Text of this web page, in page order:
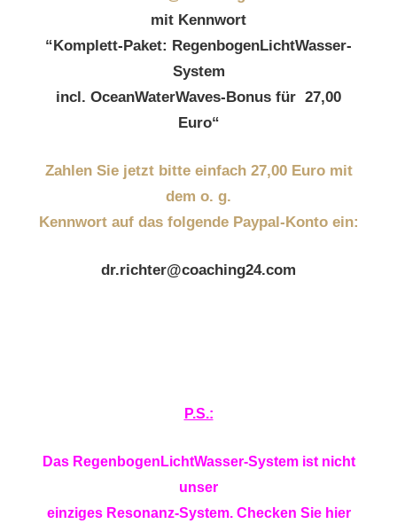
mit Kennwort
“Komplett-Paket: RegenbogenLichtWasser-
System
incl. OceanWaterWaves-Bonus für 27,00
Euro“
Zahlen Sie jetzt bitte einfach 27,00 Euro mit
dem o. g.
Kennwort auf das folgende Paypal-Konto ein:
dr.richter@coaching24.com
P.S.:
Das RegenbogenLichtWasser-System ist nicht
unser
einziges Resonanz-System. Checken Sie hier